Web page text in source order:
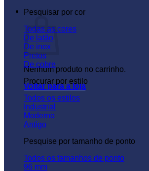
Carrinho
Nenhum produto no carrinho.
Voltar para a loja
Pesquisar por cor
Todas as cores
De latão
De inox
Pretos
De cobre
Procurar por estilo
Todos os estilos
Industrial
Moderno
Antigo
Pesquise por tamanho de ponto
Todos os tamanhos de ponto
96 mm